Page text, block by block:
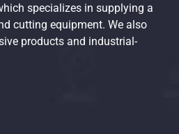
specializes in supplying a
cutting equipment. We also
products and industrial-